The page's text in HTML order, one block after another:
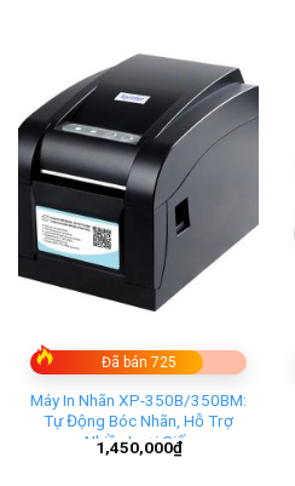
Đã bán 725
Máy In Nhãn XP-350B/350BM:
Tự Động Bóc Nhãn, Hỗ Trợ
Nhiều Loại Giấy
1,450,000₫